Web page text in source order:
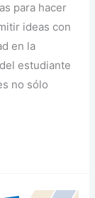
para hacer
ideas con
en la
estudiante
no sólo